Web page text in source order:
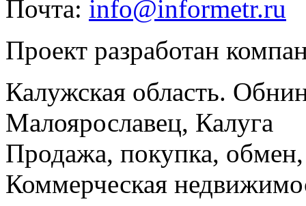
Почта: info@informetr.ru
Проект разработан
Калужская область.
Малоярославец, Калуга
Продажа, покупка, обмен,
Коммерческая